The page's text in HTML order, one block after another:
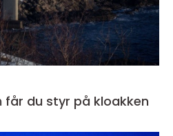
får du styr på kloakken